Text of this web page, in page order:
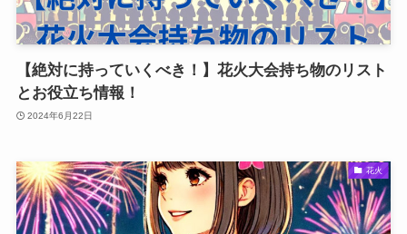
【絶対に持っていくべき！】花火大会持ち物のリスト
とお役立ち情報！
2024年6月22日
花火